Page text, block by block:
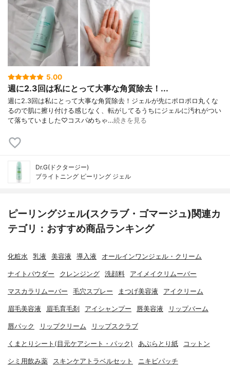
5.00
週に2.3回は私にとって大事な角質除去！...
週に2.3回は私にとって大事な角質除去！ジェルが先にポロポロ丸くな
るので肌に擦り付ける感じなく、転がしてるうちにジェルに汚れがつい
て落ちていました♡コスパめちゃ…続きを見る
Dr.G(ドクタージー)
ブライトニング ピーリング ジェル
ピーリングジェル(スクラブ・ゴマージュ)関連カ
テゴリ：おすすめ商品ランキング
化粧水 乳液 美容液 導入液 オールインワンジェル・クリーム
ナイトパウダー クレンジング 洗顔料 アイメイクリムーバー
マスカラリムーバー 毛穴スプレー まつげ美容液 アイクリーム
眉毛美容液 眉毛育毛剤 アイシャンプー 唇美容液 リップバーム
唇パック リップクリーム リップスクラブ
くまとりシート(目元ケアシート・パック) あぶらとり紙 コットン
シミ用飲み薬 スキンケアトラベルセット ニキビパッチ